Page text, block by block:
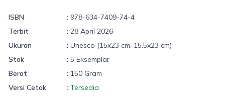
ISBN : 978-634-7409-74-4
Terbit
: 28 April 2026
Ukuran
: Unesco (15x23 cm, 15.5x23 cm)
Stok
: 5 Eksemplar
Berat
: 150 Gram
Versi Cetak
: Tersedia